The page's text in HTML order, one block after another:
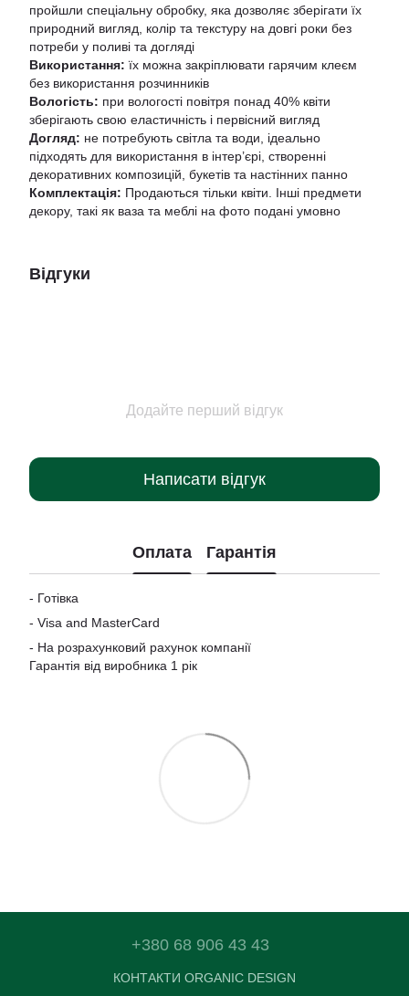
пройшли спеціальну обробку, яка дозволяє зберігати їх
природний вигляд, колір та текстуру на довгі роки без
потреби у поливі та догляді
Використання: їх можна закріплювати гарячим клеєм
без використання розчинників
Вологість: при вологості повітря понад 40% квіти
зберігають свою еластичність і первісний вигляд
Догляд: не потребують світла та води, ідеально
підходять для використання в інтер’єрі, створенні
декоративних композицій, букетів та настінних панно
Комплектація: Продаються тільки квіти. Інші предмети
декору, такі як ваза та меблі на фото подані умовно
Відгуки
Додайте перший відгук
Написати відгук
Оплата Гарантія
- Готівка
- Visa and MasterCard
- На розрахунковий рахунок компанії
Гарантія від виробника 1 рік
+380 68 906 43 43
КОНТАКТИ ORGANIC DESIGN